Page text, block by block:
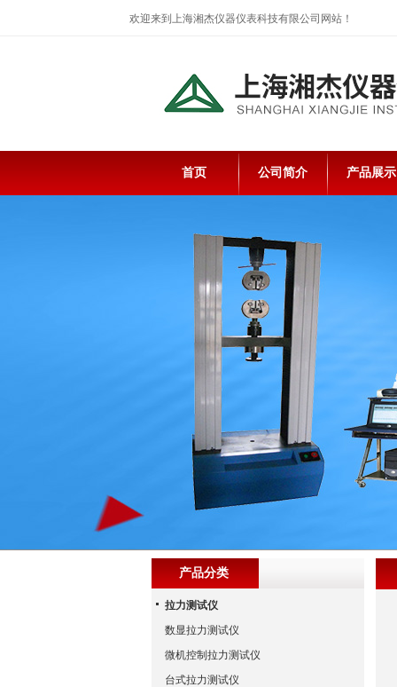
欢迎来到上海湘杰仪器仪表科技有限公司网站！
首页 公司简介 产品展示
产品分类
拉力测试仪
数显拉力测试仪
微机控制拉力测试仪
台式拉力测试仪